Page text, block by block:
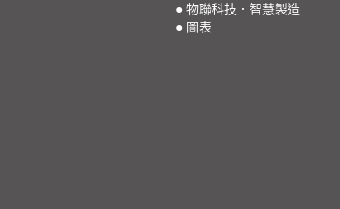
● 物聯科技．智慧製造
● 圖表